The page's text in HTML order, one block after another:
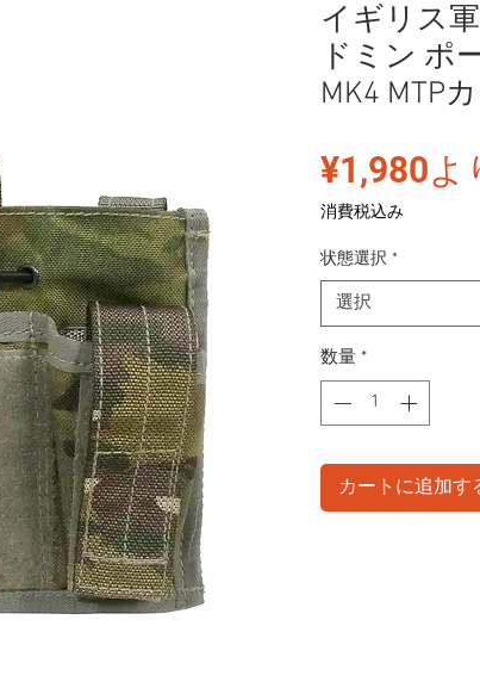
イギリス
ドミン ポ
MK4 MTP
¥1,980よ
消費税込み
状態選択 *
選択
数量 *
カートに追加す